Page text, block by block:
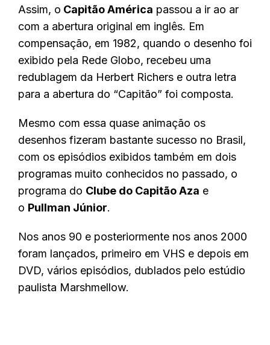
Assim, o Capitão América passou a ir ao ar
com a abertura original em inglês. Em
compensação, em 1982, quando o desenho foi
exibido pela Rede Globo, recebeu uma
redublagem da Herbert Richers e outra letra
para a abertura do “Capitão” foi composta.
Mesmo com essa quase animação os
desenhos fizeram bastante sucesso no Brasil,
com os episódios exibidos também em dois
programas muito conhecidos no passado, o
programa do Clube do Capitão Aza e
o Pullman Júnior.
Nos anos 90 e posteriormente nos anos 2000
foram lançados, primeiro em VHS e depois em
DVD, vários episódios, dublados pelo estúdio
paulista Marshmellow.